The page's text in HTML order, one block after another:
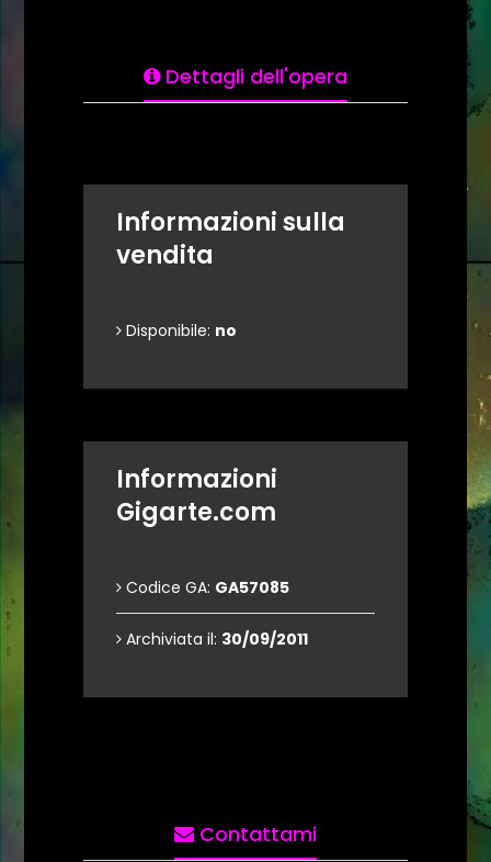
Dettagli dell'opera
Informazioni sulla
vendita
Disponibile: no
Informazioni
Gigarte.com
Codice GA: GA57085
Archiviata il: 30/09/2011
Contattami